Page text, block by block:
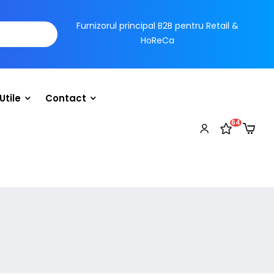
Furnizorul principal B2B pentru Retail &
HoReCa
Utile Contact
64